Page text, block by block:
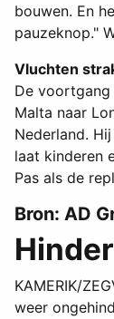
bouwen. En
pauzeknop."
Vluchten
De
Malta naar
Nederland.
laat kinderen
Pas als de
Bron: AD
KAMERIK/
weer